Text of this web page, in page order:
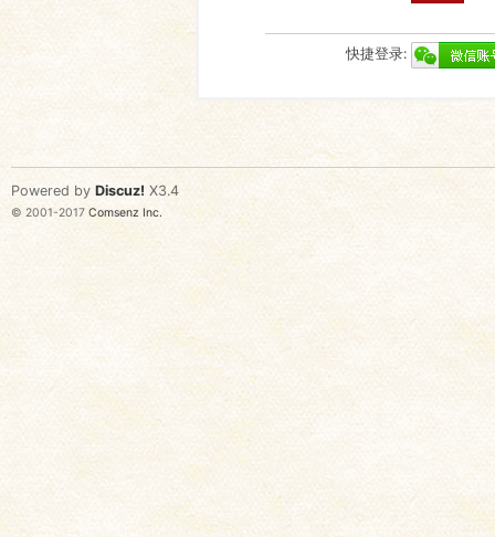
快捷登录:
Powered by Discuz! X3.4
© 2001-2017 Comsenz Inc.